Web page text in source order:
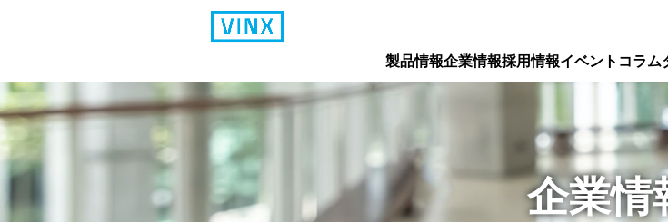
製品情報企業情報採用情報イベント コラム
企業情